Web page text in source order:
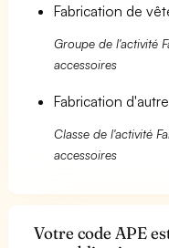
Fabrication de
Groupe de l'activité
accessoires
Fabrication
Classe de l'activité
accessoires
Votre code APE